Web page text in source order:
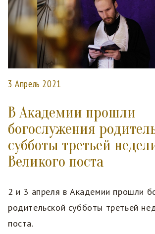
3 Апрель 2021
В Академии прошли
богослужения
субботы третьей
Великого поста
2 и 3 апреля в Академии прошли
родительской субботы третьей
поста.